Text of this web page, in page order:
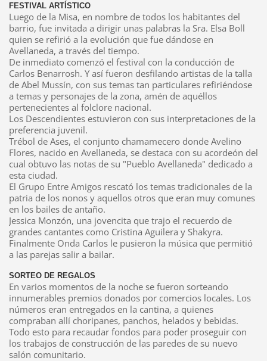
FESTIVAL ARTÍSTICO
Luego de la Misa, en nombre de todos los habitantes del
barrio, fue invitada a dirigir unas palabras la Sra. Elsa Boll
quien se refirió a la evolución que fue dándose en
Avellaneda, a través del tiempo.
De inmediato comenzó el festival con la conducción de
Carlos Benarrosh. Y así fueron desfilando artistas de la talla
de Abel Mussín, con sus temas tan particulares refiriéndose
a temas y personajes de la zona, amén de aquéllos
pertenecientes al folclore nacional.
Los Descendientes estuvieron con sus interpretaciones de la
preferencia juvenil.
Trébol de Ases, el conjunto chamamecero donde Avelino
Flores, nacido en Avellaneda, se destaca con su acordeón del
cual obtuvo las notas de su "Pueblo Avellaneda" dedicado a
esta ciudad.
El Grupo Entre Amigos rescató los temas tradicionales de la
patria de los nonos y aquellos otros que eran muy comunes
en los bailes de antaño.
Jessica Monzón, una jovencita que trajo el recuerdo de
grandes cantantes como Cristina Aguilera y Shakyra.
Finalmente Onda Carlos le pusieron la música que permitió
a las parejas salir a bailar.
SORTEO DE REGALOS
En varios momentos de la noche se fueron sorteando
innumerables premios donados por comercios locales. Los
números eran entregados en la cantina, a quienes
compraban allí choripanes, panchos, helados y bebidas.
Todo esto para recaudar fondos para poder proseguir con
los trabajos de construcción de las paredes de su nuevo
salón comunitario.